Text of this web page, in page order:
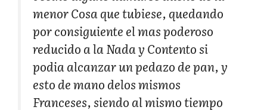
menor Cosa que tubiese, quedando
por consiguiente el mas poderoso
reducido a la Nada y Contento si
podia alcanzar un pedazo de pan, y
esto de mano delos mismos
Franceses, siendo al mismo tiempo